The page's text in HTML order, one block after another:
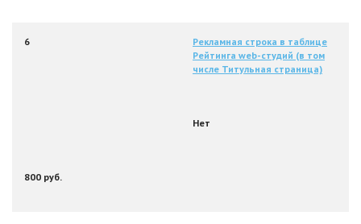
6
Рекламная строка в таблице
Рейтинга web-студий (в том
числе Титульная страница)
Нет
800 руб.